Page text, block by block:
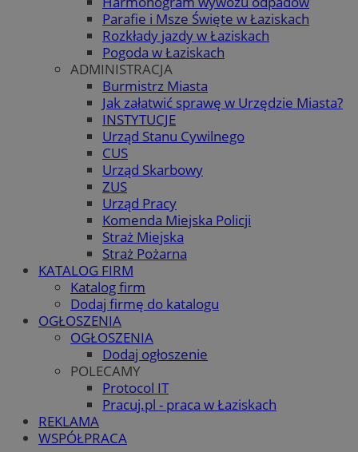
Parafie i Msze Święte w Łaziskach
Rozkłady jazdy w Łaziskach
Pogoda w Łaziskach
ADMINISTRACJA
Burmistrz Miasta
Jak załatwić sprawę w Urzędzie Miasta?
INSTYTUCJE
Urząd Stanu Cywilnego
CUS
Urząd Skarbowy
ZUS
Urząd Pracy
Komenda Miejska Policji
Straż Miejska
Straż Pożarna
KATALOG FIRM
Katalog firm
Dodaj firmę do katalogu
OGŁOSZENIA
OGŁOSZENIA
Dodaj ogłoszenie
POLECAMY
Protocol IT
Pracuj.pl - praca w Łaziskach
REKLAMA
WSPÓŁPRACA